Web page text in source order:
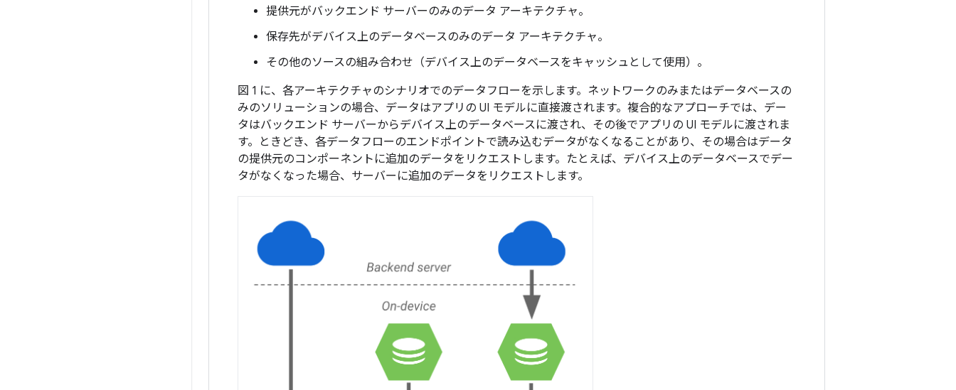
提供元がバックエンド サーバーのみのデータ アーキテクチャ。
保存先がデバイス上のデータベースのみのデータ アーキテクチャ。
その他のソースの組み合わせ（デバイス上のデータベースをキャッシュとして使用）。
図 1 に、各アーキテクチャのシナリオでのデータフローを示します。ネットワークのみまたはデータベースの
みのソリューションの場合、データはアプリの UI モデルに直接渡されます。複合的なアプローチでは、デー
タはバックエンド サーバーからデバイス上のデータベースに渡され、その後でアプリの UI モデルに渡されま
す。ときどき、各データフローのエンドポイントで読み込むデータがなくなることがあり、その場合はデータ
の提供元のコンポーネントに追加のデータをリクエストします。たとえば、デバイス上のデータベースでデー
タがなくなった場合、サーバーに追加のデータをリクエストします。